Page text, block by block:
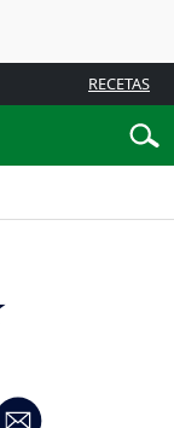
RECETAS